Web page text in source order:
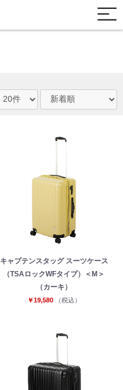
キャプテンスタッグ スーツケース
（TSAロックWFタイプ）＜M＞
（カーキ）
￥19,580 （税込）